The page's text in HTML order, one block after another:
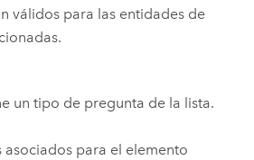
válidos para las entidades de
un tipo de pregunta de la lista.
asociados para el elemento